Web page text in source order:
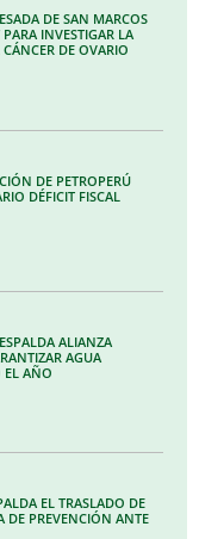
DE SAN MARCOS
INVESTIGAR LA
DE OVARIO
DE PETROPERÚ
DÉFICIT FISCAL
ALIANZA
AGUA
EL AÑO
EL TRASLADO DE
DE PREVENCIÓN ANTE